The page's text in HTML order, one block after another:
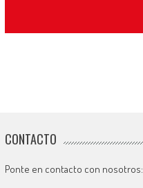
CONTACTO
Ponte en contacto con nosotros: